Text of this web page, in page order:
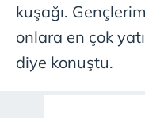
kuşağı.
onlara en çok
diye konuştu.